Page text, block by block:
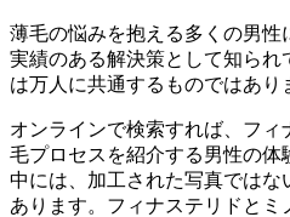
薄毛の悩みを抱える多くの男
実績のある解決策として知ら
は万人に共通するものではあり
オンラインで検索すれば、フ
毛プロセスを紹介する男性の体
中には、加工された写真ではな
あります。フィナステリドと